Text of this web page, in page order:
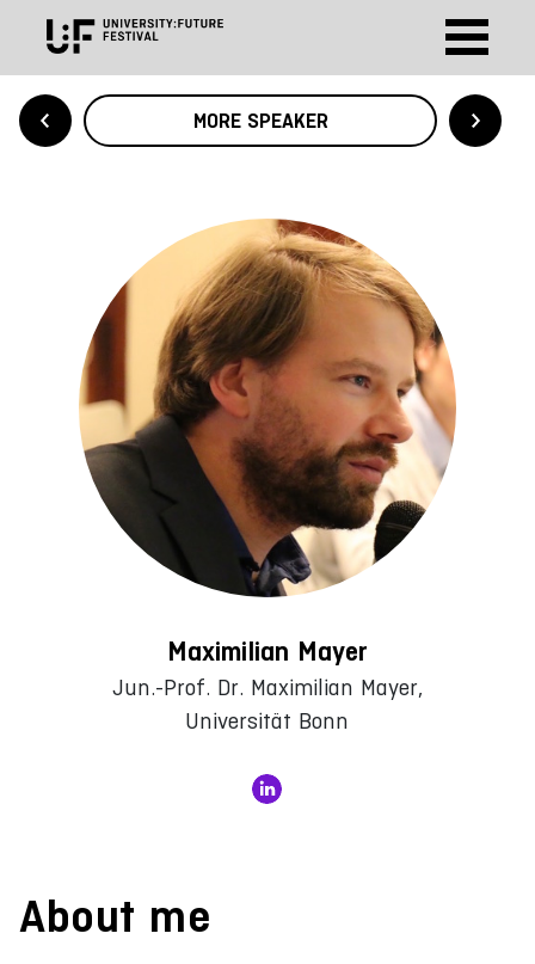
MORE SPEAKER
Maximilian Mayer
Jun.-Prof. Dr. Maximilian Mayer,
Universität Bonn
About me